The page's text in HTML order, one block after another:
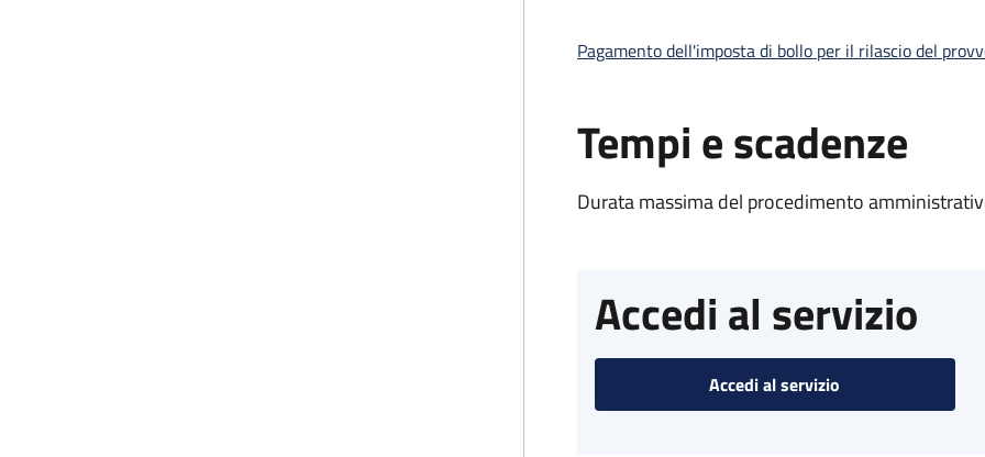
Pagamento dell'imposta di bollo per il rilascio del
Tempi e scadenze
Durata massima del procedimento
Accedi al servizio
Accedi al servizio